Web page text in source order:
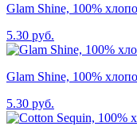
Glam Shine, 100%
5.30 руб.
Glam Shine, 100%
5.30 руб.